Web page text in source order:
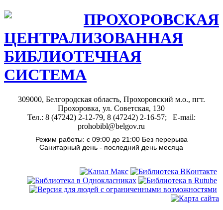
ПРОХОРОВСКАЯ
ЦЕНТРАЛИЗОВАННАЯ
БИБЛИОТЕЧНАЯ
СИСТЕМА
309000, Белгородская область, Прохоровский м.о., пгт.
Прохоровка, ул. Советская, 130
Тел.: 8 (47242) 2-12-79, 8 (47242) 2-16-57; E-mail:
prohobibl@belgov.ru
Режим работы: с 09:00 до 21:00 Без перерыва
Санитарный день - последний день месяца